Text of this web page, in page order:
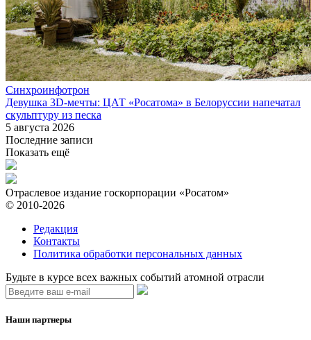
Синхроинфотрон
Девушка 3D-мечты: ЦАТ «Росатома» в Белоруссии напечатал
скульптуру из песка
5 августа 2026
Последние записи
Показать ещё
Отраслевое издание госкорпорации «Росатом»
© 2010-2026
Редакция
Контакты
Политика обработки персональных данных
Будьте в курсе всех важных событий атомной отрасли
Наши партнеры